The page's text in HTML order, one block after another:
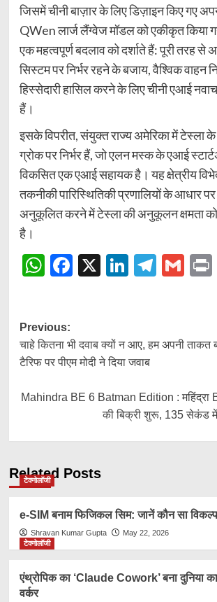
जिसमें चीनी बाज़ार के लिए डिज़ाइन किए गए
QWen लार्ज लैंग्वेज मॉडल को एकीकृत किया
एक महत्वपूर्ण बदलाव को दर्शाते हैं: पूरी तरह से
सिस्टम पर निर्भर रहने के बजाय, वैश्विक वाहन
हिस्सेदारी हासिल करने के लिए चीनी एआई
हैं।
इसके विपरीत, संयुक्त राज्य अमेरिका में टेस्ला के
ग्रोक पर निर्भर हैं, जो एलन मस्क के एआई
विकसित एक एआई सहायक है। यह क्षेत्रीय
तकनीकी पारिस्थितिकी प्रणालियों के आधार
अनुकूलित करने में टेस्ला की अनुकूलन क्षमता
है।
WhatsApp
Facebook
X LinkedIn
Post
navigation
Previous:
चाहे कितना भी दवाब क्यों न आए, हम अपनी ताकत
टैरिफ पर पीएम मोदी ने दिया जवाब
Mahindra BE 6 Batman Edition : महिंद्रा
की बिक्री शुरू, 135 सेकंड
Related Posts
टेक्नोलॉजी
e-SIM बनाम फिजिकल सिम: जानें कौन सा
Shravan Kumar Gupta
May 22, 2026
टेक्नोलॉजी
एंथ्रोपिक का ‘Claude Cowork’ बना दुनिया
वर्कर